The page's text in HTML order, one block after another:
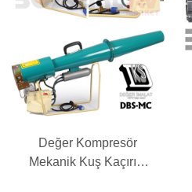
Değer Kompresör
Mekanik Kuş Kaçırıcı